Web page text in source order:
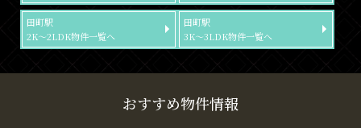
田町駅
2K～2LDK物件一覧へ
田町駅
3K～3LDK物件一覧へ
おすすめ物件情報